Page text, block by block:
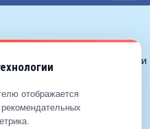
2017—2026 ЕДС-Балашиха
Политика конфиденциальности
на обработку ПДн
отображается